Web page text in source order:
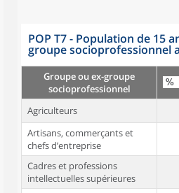
POP T7 - Population de 15
groupe socioprofessionnel
Groupe ou ex-groupe
socioprofessionnel
Agriculteurs
Artisans, commerçants et
chefs d’entreprise
Cadres et professions
intellectuelles supérieures